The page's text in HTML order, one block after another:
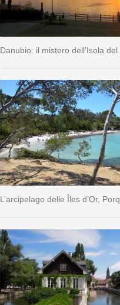
Danubio: il mistero dell’Isola del
L’arcipelago delle Îles d’Or,